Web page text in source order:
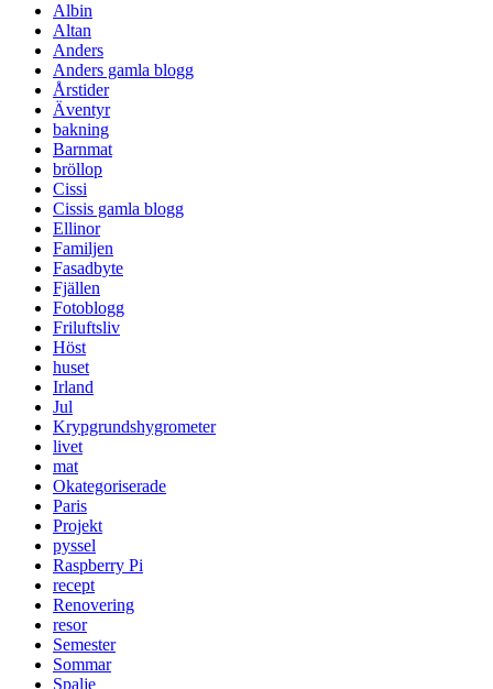
Albin
Altan
Anders
Anders gamla blogg
Årstider
Äventyr
bakning
Barnmat
bröllop
Cissi
Cissis gamla blogg
Ellinor
Familjen
Fasadbyte
Fjällen
Fotoblogg
Friluftsliv
Höst
huset
Irland
Jul
Krypgrundshygrometer
livet
mat
Okategoriserade
Paris
Projekt
pyssel
Raspberry Pi
recept
Renovering
resor
Semester
Sommar
Spalje